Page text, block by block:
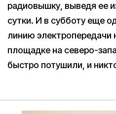
радиовышку, выведя ее
сутки. И в субботу еще
линию электропередачи
площадке на северо-
быстро потушили, и